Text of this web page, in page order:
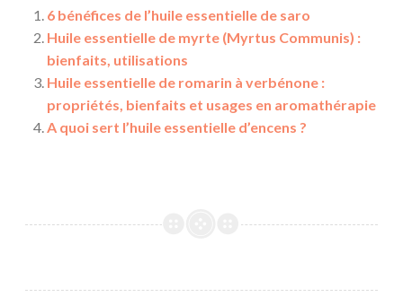
6 bénéfices de l’huile essentielle de saro
Huile essentielle de myrte (Myrtus Communis) :
bienfaits, utilisations
Huile essentielle de romarin à verbénone :
propriétés, bienfaits et usages en aromathérapie
A quoi sert l’huile essentielle d’encens ?